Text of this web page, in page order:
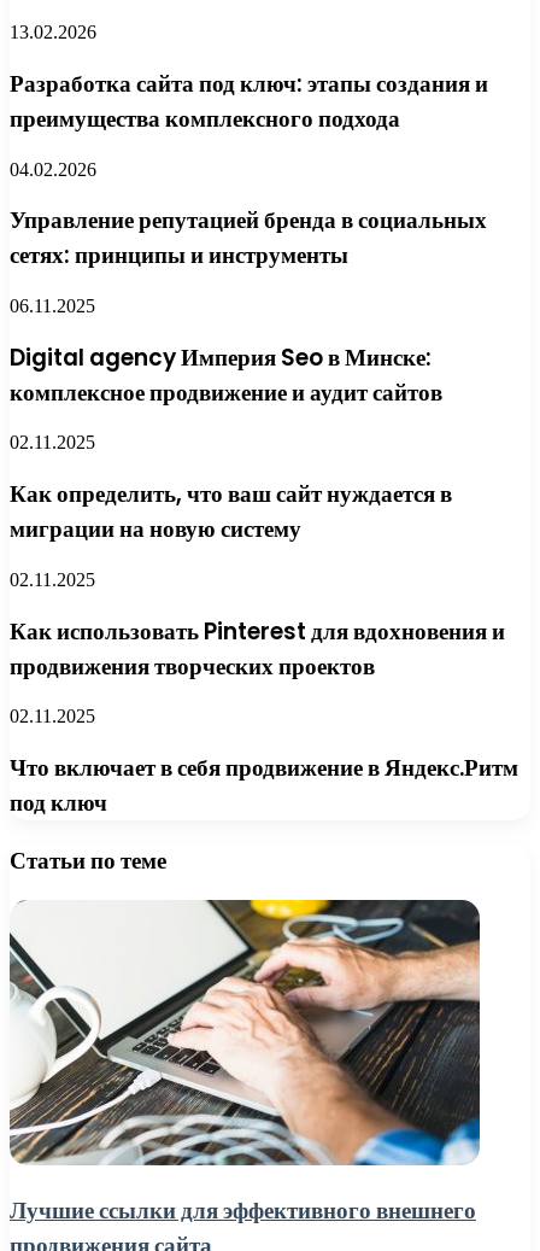
13.02.2026
Разработка сайта под ключ: этапы создания и
преимущества комплексного подхода
04.02.2026
Управление репутацией бренда в социальных
сетях: принципы и инструменты
06.11.2025
Digital agency Империя Seo в Минске:
комплексное продвижение и аудит сайтов
02.11.2025
Как определить, что ваш сайт нуждается в
миграции на новую систему
02.11.2025
Как использовать Pinterest для вдохновения и
продвижения творческих проектов
02.11.2025
Что включает в себя продвижение в Яндекс.Ритм
под ключ
Статьи по теме
Лучшие ссылки для эффективного внешнего